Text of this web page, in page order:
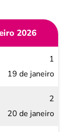
2026
1
19 de janeiro
2
20 de janeiro